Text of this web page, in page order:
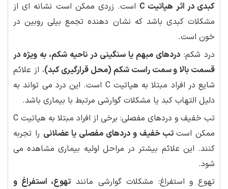
کبدی در اثر هپاتیت C
است. زردی ممکن است نشانه ای از
مشکلات کبدی باشد که نشان دهنده تجمع بیلی روبین در
خون است.
درد شکم: دردهای مبهم یا سنگینی در ناحیه شکم، به ویژه در
قسمت بالا و سمت راست شکم (محل قرارگیری کبد)، از علائم
شایع در افراد مبتلا به هپاتیت C است. این درد می تواند به
دلیل التهاب کبد یا مشکلات گوارشی مرتبط با بیماری باشد.
تب خفیف و دردهای مفصلی: برخی از افراد مبتلا به هپاتیت C
ممکن استتب خفیف و دردهای مفصلی یا عضلانی را تجربه
کنند. این علائم بیشتر در مراحل اولیه بیماری مشاهده می
شود.
تهوع و استفراغ: مشکلات گوارشی مانند تهوع، استفراغ و